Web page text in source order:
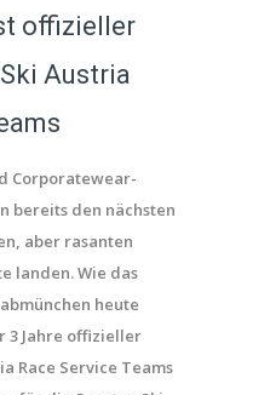
offizieller
Austria
Corporatewear-
bereits den nächsten
aber rasanten
landen. Wie das
heute
3 Jahre offizieller
Race Service Teams